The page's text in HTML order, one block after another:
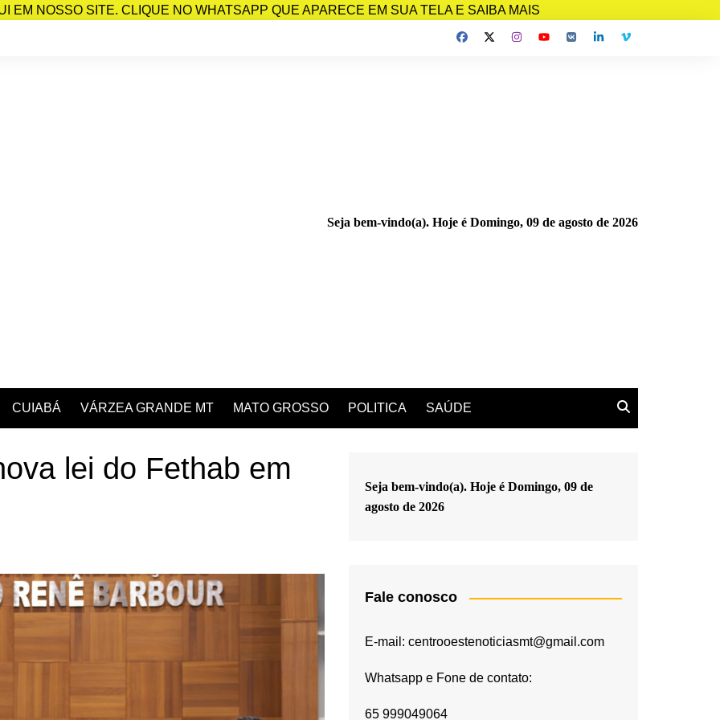
EM NOSSO SITE. CLIQUE NO WHATSAPP QUE APARECE EM SUA TELA E SAIBA MAIS
Seja bem-vindo(a). Hoje é Domingo, 09 de agosto de 2026
CUIABÁ VÁRZEA GRANDE MT MATO GROSSO POLITICA SAÚDE
lei do Fethab em
Seja bem-vindo(a). Hoje é Domingo, 09 de
agosto de 2026
Fale conosco
E-mail: centrooestenoticiasmt@gmail.com
Whatsapp e Fone de contato:
65 999049064